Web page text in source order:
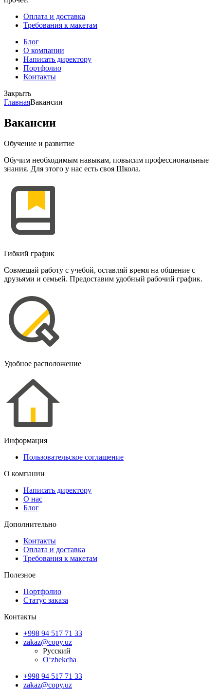
Оплата и доставка
Требования к макетам
Блог
О компании
Написать директору
Портфолио
Контакты
Закрыть
ГлавнаяВакансии
Вакансии
Обучение и развитие
Обучим необходимым навыкам, повысим профессиональные
знания. Для этого у нас есть своя Школа.
Гибкий график
Совмещай работу с учебой, оставляй время на общение с
друзьями и семьей. Предоставим удобный рабочий график.
Удобное расположение
Информация
Пользовательское соглашение
О компании
Написать директору
О нас
Блог
Дополнительно
Контакты
Оплата и доставка
Требования к макетам
Полезное
Портфолио
Статус заказа
Контакты
+998 94 517 71 33
zakaz@copy.uz
Русский
O‘zbekcha
+998 94 517 71 33
zakaz@copy.uz